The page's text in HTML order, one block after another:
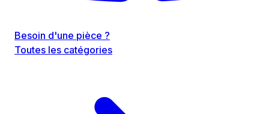
Besoin d'une pièce ?
Toutes les catégories